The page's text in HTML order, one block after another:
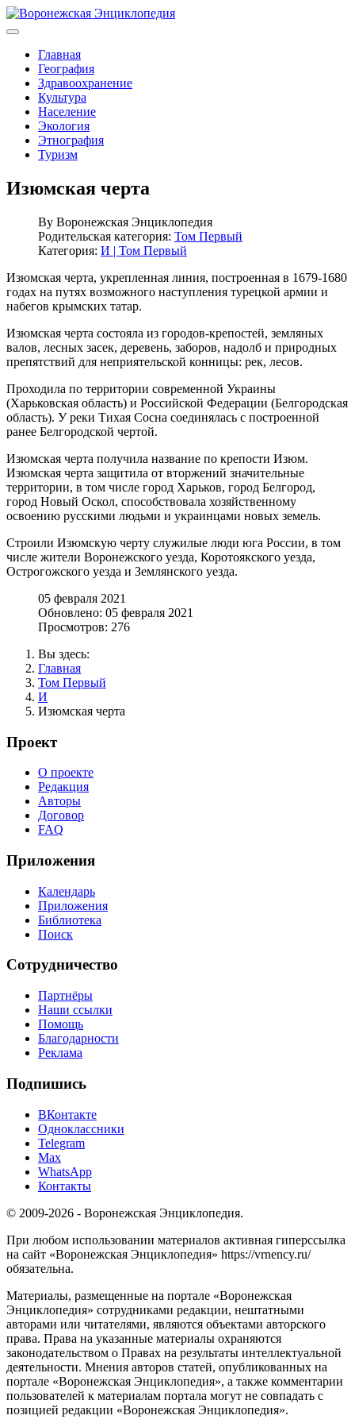
Главная
География
Здравоохранение
Культура
Население
Экология
Этнография
Туризм
Изюмская черта
By Воронежская Энциклопедия
Родительская категория: Том Первый
Категория: И | Том Первый
Изюмская черта, укрепленная линия, построенная в 1679-1680
годах на путях возможного наступления турецкой армии и
набегов крымских татар.
Изюмская черта состояла из городов-крепостей, земляных
валов, лесных засек, деревень, заборов, надолб и природных
препятствий для неприятельской конницы: рек, лесов.
Проходила по территории современной Украины
(Харьковская область) и Российской Федерации (Белгородская
область). У реки Тихая Сосна соединялась с построенной
ранее Белгородской чертой.
Изюмская черта получила название по крепости Изюм.
Изюмская черта защитила от вторжений значительные
территории, в том числе город Харьков, город Белгород,
город Новый Оскол, способствовала хозяйственному
освоению русскими людьми и украинцами новых земель.
Строили Изюмскую черту служилые люди юга России, в том
числе жители Воронежского уезда, Коротоякского уезда,
Острогожского уезда и Землянского уезда.
05 февраля 2021
Обновлено: 05 февраля 2021
Просмотров: 276
Вы здесь:
Главная
Том Первый
И
Изюмская черта
Проект
О проекте
Редакция
Авторы
Договор
FAQ
Приложения
Календарь
Приложения
Библиотека
Поиск
Сотрудничество
Партнёры
Наши ссылки
Помощь
Благодарности
Реклама
Подпишись
ВКонтакте
Одноклассники
Telegram
Max
WhatsApp
Контакты
© 2009-2026 - Воронежская Энциклопедия.
При любом использовании материалов активная гиперссылка
на сайт «Воронежская Энциклопедия» https://vrnency.ru/
обязательна.
Материалы, размещенные на портале «Воронежская
Энциклопедия» сотрудниками редакции, нештатными
авторами или читателями, являются объектами авторского
права. Права на указанные материалы охраняются
законодательством о Правах на результаты интеллектуальной
деятельности. Мнения авторов статей, опубликованных на
портале «Воронежская Энциклопедия», а также комментарии
пользователей к материалам портала могут не совпадать с
позицией редакции «Воронежская Энциклопедия».